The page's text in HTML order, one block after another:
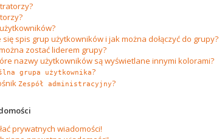
spis grup użytkowników i jak można dołączyć do grupy?
zostać liderem grupy?
nazwy użytkowników są wyświetlane innymi kolorami?
grupa użytkownika?
Zespół administracyjny?
prywatnych wiadomości!